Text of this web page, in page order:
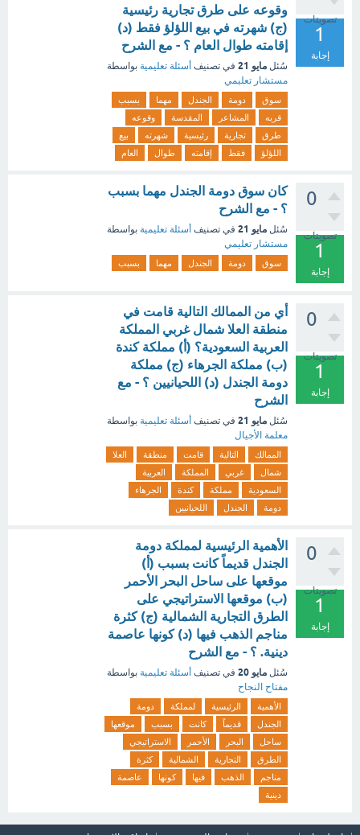
تصويتات
1
إجابة
وقوعه على طرق تجارية رئيسية
(ج) شهرته في بيع اللؤلؤ فقط (د)
إقامته طوال العام ؟ - مع الشرح
سُئل مايو 21 في تصنيف أسئلة تعليمية بواسطة
مستشار تعليمي
سوق دومة الجندل مهما
بسبب
قربه
المشاعر المقدسة
وقوعه
طرق
تجارية رئيسية شهرته
بيع
اللؤلؤ
فقط إقامته طوال العام
0
تصويتات
1
إجابة
كان سوق دومة الجندل مهما بسبب
؟ - مع الشرح
سُئل مايو 21 في تصنيف أسئلة تعليمية بواسطة
مستشار تعليمي
سوق دومة الجندل مهما بسبب
0
تصويتات
1
إجابة
أي من الممالك التالية قامت في
منطقة العلا شمال غربي المملكة
العربية السعودية؟ (أ) مملكة كندة
(ب) مملكة الجرهاء (ج) مملكة
دومة الجندل (د) اللحيانيين ؟ - مع
الشرح
سُئل مايو 21 في تصنيف أسئلة تعليمية بواسطة
معلمة الأجيال
الممالك التالية قامت منطقة
العلا
شمال
غربي المملكة
العربية
السعودية
مملكة كندة
الجرهاء
دومة
الجندل اللحيانيين
0
تصويتات
1
إجابة
الأهمية الرئيسية لمملكة دومة
الجندل قديماً كانت بسبب (أ)
موقعها على ساحل البحر الأحمر
(ب) موقعها الاستراتيجي على
الطرق التجارية الشمالية (ج) كثرة
مناجم الذهب فيها (د) كونها عاصمة
دينية. ؟ - مع الشرح
سُئل مايو 20 في تصنيف أسئلة تعليمية بواسطة
مفتاح النجاح
الأهمية الرئيسية لمملكة
دومة
الجندل
قديماً كانت بسبب
موقعها
ساحل
البحر الأحمر
الاستراتيجي
الطرق
التجارية الشمالية
كثرة
مناجم
الذهب فيها كونها
عاصمة
دينية